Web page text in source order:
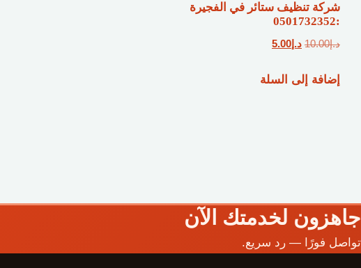
شركة تنظيف ستائر في الفجيرة
:0501732352
د.إ10.00 السعر
هو:
د.إ 5.00السعر
هو:
إضافة إلى السلة
جاهزون لخدمتك الآن
تواصل فورًا — رد سريع.